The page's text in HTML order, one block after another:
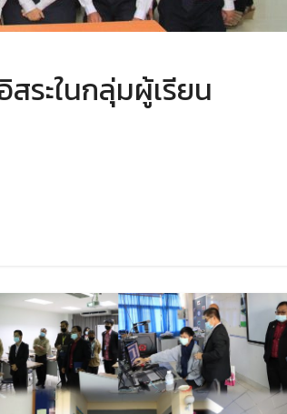
ระในกลุ่มผู้เรียน